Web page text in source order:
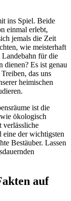
ins Spiel. Beide
einmal erlebt,
jemals die Zeit
wie meisterhaft
Landebahn für die
dienen? Es ist genau
das uns
heimischen
ist die
ökologisch
verlässliche
eine der wichtigsten
Bestäuber. Lassen
auf